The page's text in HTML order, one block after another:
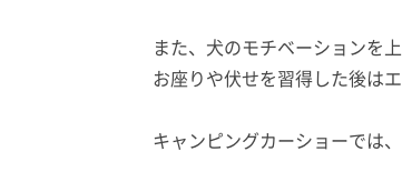
また、犬のモチベーションを
お座りや伏せを習得した後は
キャンピングカーショーでは